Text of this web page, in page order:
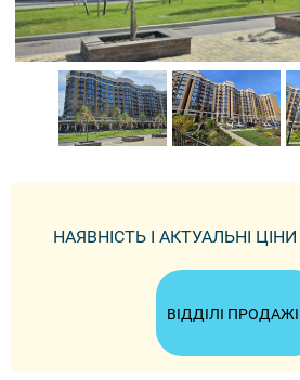
НАЯВНІСТЬ І АКТУАЛЬНІ
ВІДДІЛІ